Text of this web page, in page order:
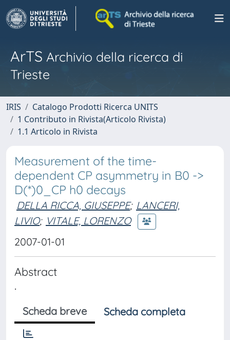
ArTS Archivio della ricerca di
Trieste
IRIS
Catalogo Prodotti Ricerca UNITS
1 Contributo in Rivista(Articolo Rivista)
1.1 Articolo in Rivista
Measurement of the time-
dependent CP asymmetry in B0 ->
D(*)0_CP h0 decays
DELLA RICCA, GIUSEPPE; LANCERI,
LIVIO; VITALE, LORENZO
2007-01-01
Abstract
.
Scheda breve Scheda completa